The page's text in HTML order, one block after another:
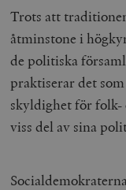
Trots att
åtminstone i
de politiska
praktiserar det
skyldighet för folk-
viss del av sina